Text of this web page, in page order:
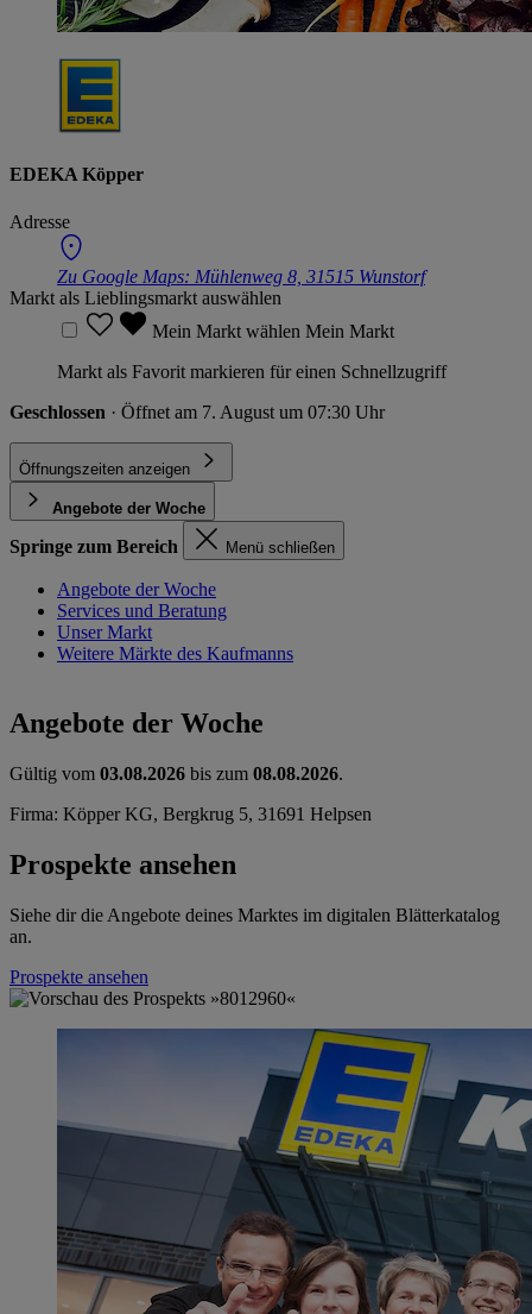
EDEKA Köpper
Adresse
Zu Google Maps: Mühlenweg 8, 31515 Wunstorf
Markt als Lieblingsmarkt auswählen
Mein Markt wählen Mein Markt
Markt als Favorit markieren für einen Schnellzugriff
Geschlossen · Öffnet am 7. August um 07:30 Uhr
Öffnungszeiten anzeigen
Angebote der Woche
Springe zum Bereich Menü schließen
Angebote der Woche
Services und Beratung
Unser Markt
Weitere Märkte des Kaufmanns
Angebote der Woche
Gültig vom 03.08.2026 bis zum 08.08.2026.
Firma: Köpper KG, Bergkrug 5, 31691 Helpsen
Prospekte ansehen
Siehe dir die Angebote deines Marktes im digitalen Blätterkatalog
an.
Prospekte ansehen